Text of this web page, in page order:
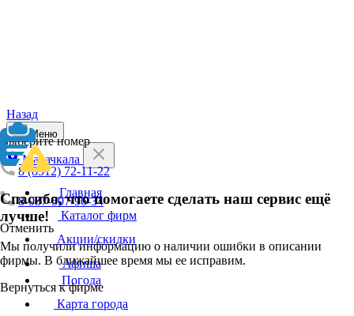
Назад
Выберите номер
8 (8512) 72-11-22
8-937-507-96-34
Отменить
Спасибо, что помогаете сделать наш сервис ещё
лучше!
Мы получили информацию о наличии ошибки в описании
фирмы. В ближайшее время мы ее исправим.
Вернуться к фирме
Меню
Махачкала
Главная
Каталог фирм
Акции/скидки
Афиша
Погода
Карта города